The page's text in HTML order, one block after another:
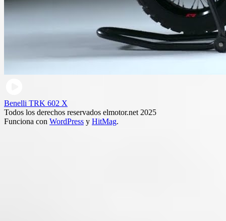
Benelli TRK 602 X
Todos los derechos reservados elmotor.net 2025
Funciona con WordPress y HitMag.